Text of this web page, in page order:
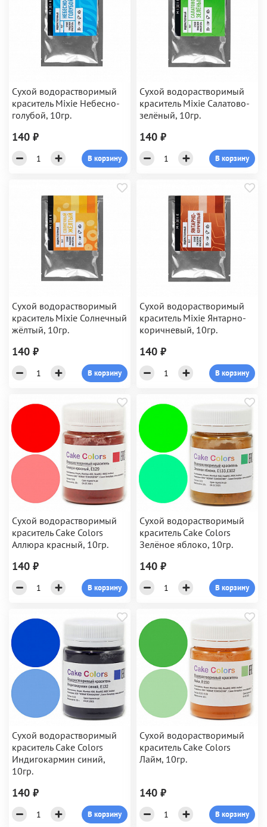
Сухой водорастворимый
краситель Mixie Небесно-
голубой, 10гр.
140 ₽
В корзину
Сухой водорастворимый
краситель Mixie Салатово-
зелёный, 10гр.
140 ₽
В корзину
Сухой водорастворимый
краситель Mixie Солнечный
жёлтый, 10гр.
140 ₽
В корзину
Сухой водорастворимый
краситель Mixie Янтарно-
коричневый, 10гр.
140 ₽
В корзину
Сухой водорастворимый
краситель Cake Colors
Аллюра красный, 10гр.
140 ₽
В корзину
Сухой водорастворимый
краситель Cake Colors
Зелёное яблоко, 10гр.
140 ₽
В корзину
Сухой водорастворимый
краситель Cake Colors
Индигокармин синий,
10гр.
140 ₽
В корзину
Сухой водорастворимый
краситель Cake Colors
Лайм, 10гр.
140 ₽
В корзину